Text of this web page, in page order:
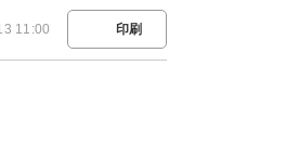
11:00 印刷